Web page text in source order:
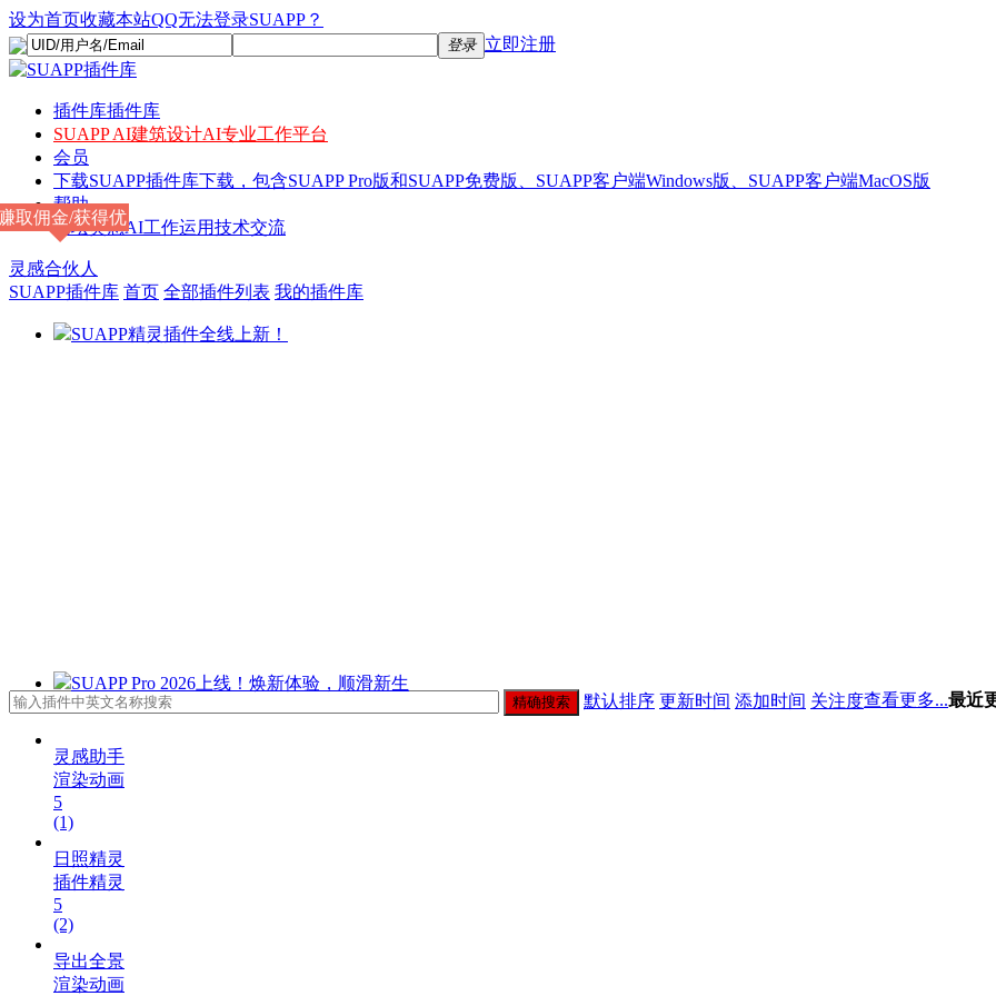
设为首页收藏本站QQ无法登录SUAPP？
登录 立即注册
插件库插件库
SUAPP AI建筑设计AI专业工作平台
会员
下载SUAPP插件库下载，包含SUAPP Pro版和SUAPP免费版、SUAPP客户端Windows版、SUAPP客户端MacOS版
帮助
论坛灵感AI工作运用技术交流
灵感合伙人
取佣金/获得优
惠
SUAPP插件库 首页 全部插件列表 我的插件库
SUAPP精灵插件全线上新！
SUAPP Pro 2026上线！焕新体验，顺滑新生
精确搜索 默认排序 更新时间 添加时间 关注度查看更多...最近
灵感助手
渲染动画
5
(1)
日照精灵
插件精灵
5
(2)
导出全景
渲染动画